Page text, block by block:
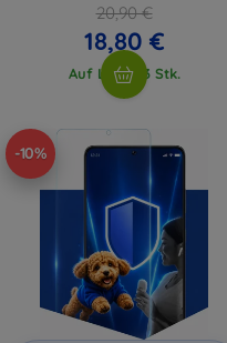
20,90 €
18,80 €
Auf Lager 3 Stk.
-10%